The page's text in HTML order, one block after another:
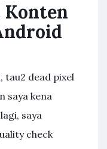
Konten
tau2 dead pixel
saya kena
saya
check